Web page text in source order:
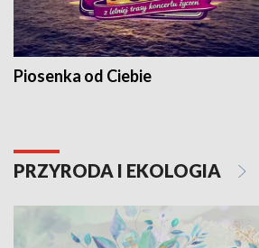
Piosenka od Ciebie
PRZYRODA I EKOLOGIA